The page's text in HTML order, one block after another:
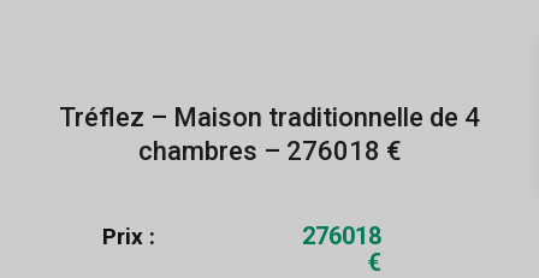
Tréflez – Maison traditionnelle de 4
chambres – 276018 €
Prix :
276018
€